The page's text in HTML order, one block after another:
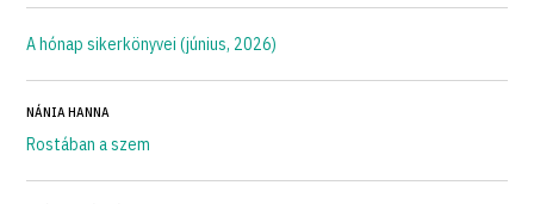
A hónap sikerkönyvei (június, 2026)
NÁNIA HANNA
Rostában a szem